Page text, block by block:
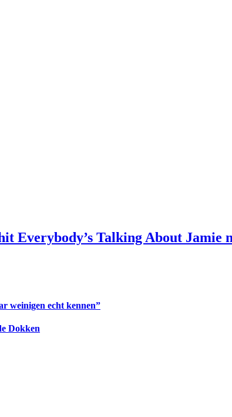
Everybody’s Talking About Jamie
weinigen echt kennen”
Dokken